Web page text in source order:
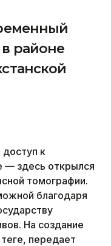
районе
к
— здесь открылся
томографии.
благодаря
На создание
передает